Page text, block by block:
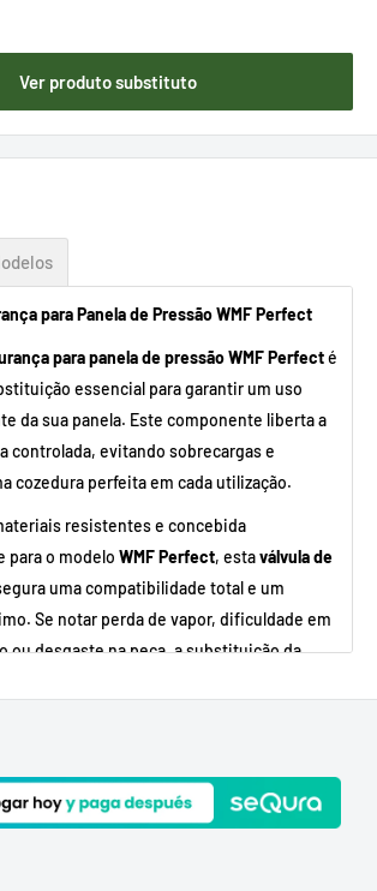
Ver produto substituto
para Panela de Pressão WMF Perfect
para panela de pressão WMF Perfecté
essencial para garantir um uso
da sua panela. Este componente liberta a
controlada, evitando sobrecargas e
cozedura perfeita em cada utilização.
resistentes e concebida
para o modelo WMF Perfect, estaválvula de
uma compatibilidade total e um
Se notar perda de vapor, dificuldade em
ou desgaste na peça, a substituição da
e substituir
útil da sua panela de pressão